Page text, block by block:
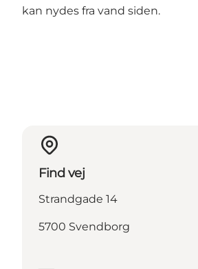
kan nydes fra vand siden.
Find vej
Strandgade 14
5700 Svendborg